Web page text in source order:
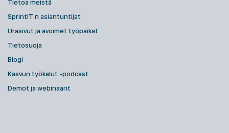
Tietoa meistä
SprintIT:n asiantuntijat
Urasivut ja avoimet työpaikat
Tietosuoja
Blogi
Kasvun työkalut -podcast
Demot ja webinaarit